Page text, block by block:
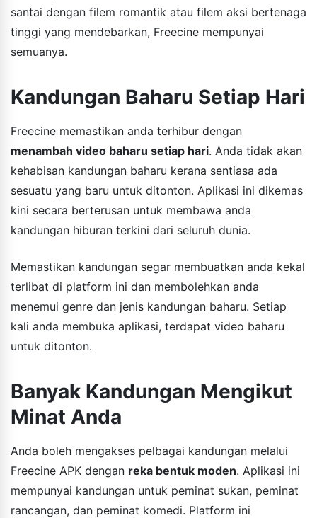
santai dengan filem romantik atau filem aksi bertenaga
tinggi yang mendebarkan, Freecine mempunyai
semuanya.
Kandungan Baharu Setiap Hari
Freecine memastikan anda terhibur dengan
menambah video baharu setiap hari. Anda tidak akan
kehabisan kandungan baharu kerana sentiasa ada
sesuatu yang baru untuk ditonton. Aplikasi ini dikemas
kini secara berterusan untuk membawa anda
kandungan hiburan terkini dari seluruh dunia.
Memastikan kandungan segar membuatkan anda kekal
terlibat di platform ini dan membolehkan anda
menemui genre dan jenis kandungan baharu. Setiap
kali anda membuka aplikasi, terdapat video baharu
untuk ditonton.
Banyak Kandungan Mengikut
Minat Anda
Anda boleh mengakses pelbagai kandungan melalui
Freecine APK dengan reka bentuk moden. Aplikasi ini
mempunyai kandungan untuk peminat sukan, peminat
rancangan, dan peminat komedi. Platform ini